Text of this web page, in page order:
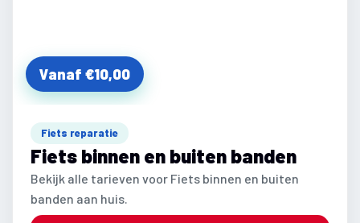
Vanaf €10,00
Fiets reparatie
Fiets binnen en buiten banden
Bekijk alle tarieven voor Fiets binnen en buiten
banden aan huis.